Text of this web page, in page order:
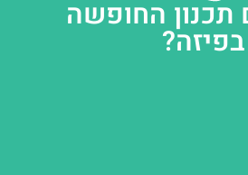
תכנון החופשה
בפיזה?